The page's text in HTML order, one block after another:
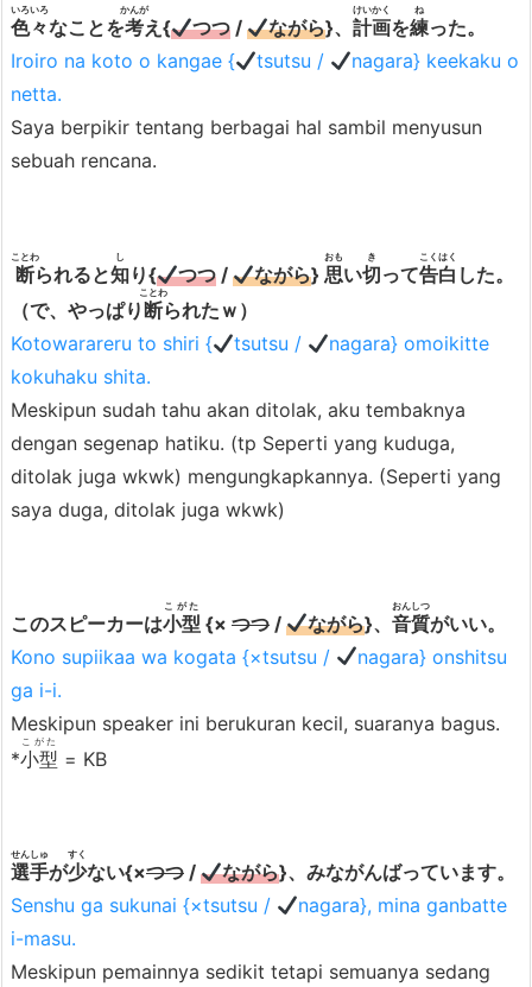
色々
いろいろ
なことを考
かんが
え{ つつ / ながら}、計画
けいかく
を練
ね
った。
Iroiro na koto o kangae {
tsutsu /
nagara} keekaku o
netta.
Saya berpikir tentang berbagai hal sambil menyusun
sebuah rencana.
断
ことわ
られると知
し
り{ つつ / ながら}思
おも
い切
き
って告白
こくはく
した。
（で、やっぱり 断
ことわ
られたｗ）
Kotowarareru to shiri {
tsutsu /
nagara} omoikitte
kokuhaku shita.
Meskipun sudah tahu akan ditolak, aku tembaknya
dengan segenap hatiku. (tp Seperti yang kuduga,
ditolak juga wkwk) mengungkapkannya. (Seperti yang
saya duga, ditolak juga wkwk)
このスピーカーは小型
こがた
{× つつ / ながら}、音質
おんしつ
がいい。
Kono supiikaa wa kogata {×tsutsu /
nagara} onshitsu
ga i-i.
Meskipun speaker ini berukuran kecil, suaranya bagus.
*小型
こがた
= KB
選手
せんしゅ
が少
すく
ない{×つつ / ながら}、みながんばっています。
Senshu ga sukunai {×tsutsu /
nagara}, mina ganbatte
i-masu.
Meskipun pemainnya sedikit tetapi semuanya sedang